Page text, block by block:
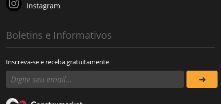
Instagram
Boletins e Informativos
Inscreva-se e receba gratuitamente